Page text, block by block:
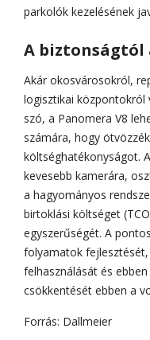
parkolók kezelésének
A biztonságtól
Akár okosvárosokról,
logisztikai központokról
szó, a Panomera V8
számára, hogy
költséghatékonyságot.
kevesebb kamerára,
a hagyományos
birtoklási költséget
egyszerűségét. A
folyamatok
felhasználását és
csökkentését ebben a
Forrás: Dallmeier